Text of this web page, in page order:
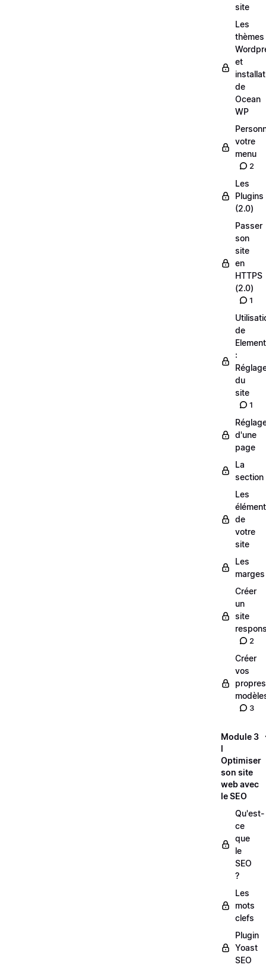
site
Les
thèmes
et
de
Ocean
WP
votre
menu
2
Les
Plugins
(2.0)
Passer
son
site
en
HTTPS
(2.0)
1
de
:
du
site
1
d'une
page
La
section
Les
de
votre
site
Les
marges
Créer
un
site
2
Créer
vos
propres
3
Module 3
l
Optimiser
son site
web avec
le SEO
Qu'est-
ce
que
le
SEO
?
Les
mots
clefs
Plugin
Yoast
SEO